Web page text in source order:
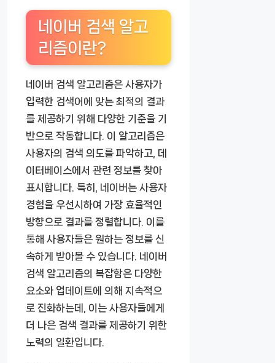
네이버 검색 알고
리즘이란?
네이버 검색 알고리즘은 사용자가
입력한 검색어에 맞는 최적의 결과
를 제공하기 위해 다양한 기준을 기
반으로 작동합니다. 이 알고리즘은
사용자의 검색 의도를 파악하고, 데
이터베이스에서 관련 정보를 찾아
표시합니다. 특히, 네이버는 사용자
경험을 우선시하여 가장 효율적인
방향으로 결과를 정렬합니다. 이를
통해 사용자들은 원하는 정보를 신
속하게 받아볼 수 있습니다. 네이버
검색 알고리즘의 복잡함은 다양한
요소와 업데이트에 의해 지속적으
로 진화하는데, 이는 사용자들에게
더 나은 검색 결과를 제공하기 위한
노력의 일환입니다.